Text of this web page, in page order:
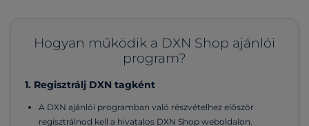
Hogyan működik a DXN Shop ajánlói
program?
1. Regisztrálj DXN tagként
A DXN ajánlói programban való részvételhez először
regisztrálnod kell a hivatalos DXN Shop weboldalon.